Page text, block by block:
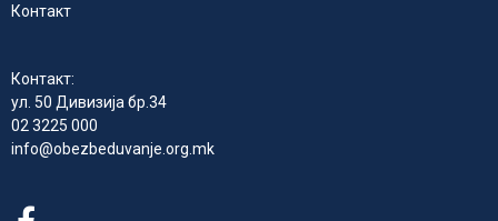
Контакт
Контакт:
ул. 50 Дивизија бр.34
02 3225 000
info@obezbeduvanje.org.mk